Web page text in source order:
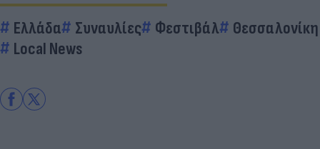
Ελλάδα Συναυλίες Φεστιβάλ
Θεσσαλονίκη
Local News